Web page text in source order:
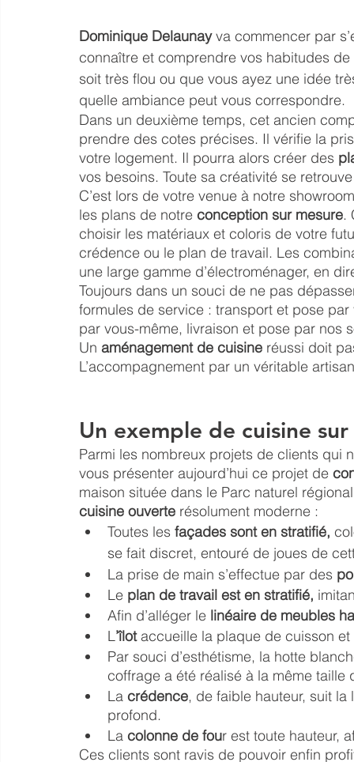
Dominique Delaunay va commencer par
connaître et comprendre vos habitudes
soit très flou ou que vous ayez une idée
quelle ambiance peut vous correspondre.
Dans un deuxième temps, cet ancien
prendre des cotes précises. Il vérifie la
votre logement. Il pourra alors créer des
vos besoins. Toute sa créativité se
C’est lors de votre venue à notre
les plans de notre conception sur mesure.
choisir les matériaux et coloris de votre
crédence ou le plan de travail. Les
une large gamme d’électroménager, en
Toujours dans un souci de ne pas
formules de service : transport et pose
par vous-même, livraison et pose par nos
Un aménagement de cuisine réussi doit
L’accompagnement par un véritable
Un exemple de cuisine sur
Parmi les nombreux projets de clients qui
vous présenter aujourd’hui ce projet de
maison située dans le Parc naturel
cuisine ouverte résolument moderne :
Toutes les façades sont en stratifié,
se fait discret, entouré de joues de
La prise de main s’effectue par des
Le plan de travail est en stratifié,
Afin d’alléger le linéaire de meubles
L’îlot accueille la plaque de cuisson
Par souci d’esthétisme, la hotte
coffrage a été réalisé à la même taille
La crédence, de faible hauteur, suit
profond.
La colonne de four est toute hauteur,
Ces clients sont ravis de pouvoir enfin